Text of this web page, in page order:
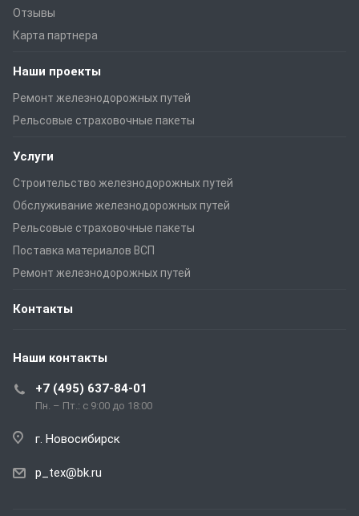
Отзывы
Карта партнера
Наши проекты
Ремонт железнодорожных путей
Рельсовые страховочные пакеты
Услуги
Строительство железнодорожных путей
Обслуживание железнодорожных путей
Рельсовые страховочные пакеты
Поставка материалов ВСП
Ремонт железнодорожных путей
Контакты
Наши контакты
+7 (495) 637-84-01
Пн. – Пт.: с 9:00 до 18:00
г. Новосибирск
p_tex@bk.ru